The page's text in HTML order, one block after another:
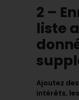
2 –
liste
Ajoutez
intérêts,